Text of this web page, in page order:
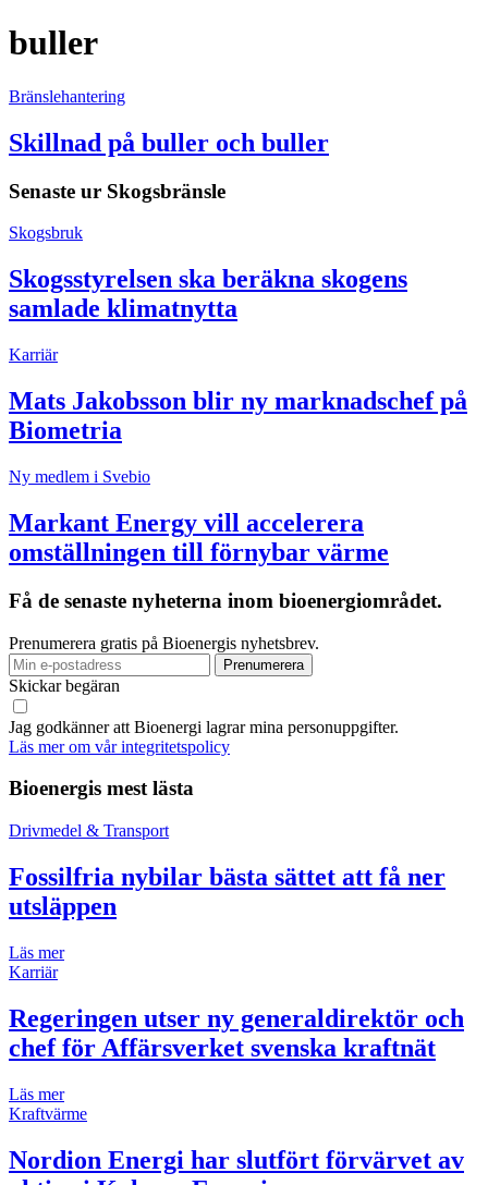
buller
Bränslehantering
Skillnad på buller och buller
Senaste ur Skogsbränsle
Skogsbruk
Skogsstyrelsen ska beräkna skogens
samlade klimatnytta
Karriär
Mats Jakobsson blir ny marknadschef på
Biometria
Ny medlem i Svebio
Markant Energy vill accelerera
omställningen till förnybar värme
Få de senaste nyheterna inom bioenergiområdet.
Prenumerera gratis på Bioenergis nyhetsbrev.
Skickar begäran
Jag godkänner att Bioenergi lagrar mina personuppgifter.
Läs mer om vår integritetspolicy
Bioenergis mest lästa
Drivmedel & Transport
Fossilfria nybilar bästa sättet att få ner
utsläppen
Läs mer
Karriär
Regeringen utser ny generaldirektör och
chef för Affärsverket svenska kraftnät
Läs mer
Kraftvärme
Nordion Energi har slutfört förvärvet av